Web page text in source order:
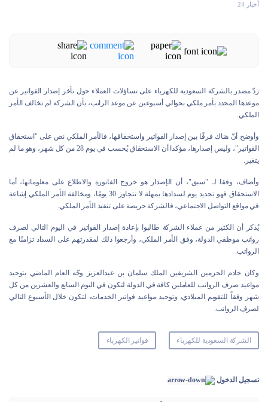
أخبار 24
ردّ مصدر بالشركة السعودية للكهرباء على تساؤلات العملاء حول تأخر إصدار الفواتير عن
موعدها المحدد بأمر ملكي بحوالي أسبوعين عن موعد الراتب، بأن الشركة لم تخالف الأمر
الملكي.
وأوضح أنّ هناك فرقًا بين إصدار الفواتير واستحقاقها، فالأمر الملكي نص على "استحقاق
الفواتير"، وليس إصدارها، مؤكدا أن الاستحقاق يُحسب في يوم 28 من كل شهر، وهو ما لم
يتغير.
وأضاف، وفقا لـ "سبق"، أن الإصدار هو خروج الفاتورة والاطلاع على معلوماتها، أما
الاستحقاق فهو تحديد يوم لسدادها بمهلة لا تتجاوز 30 يومًا، ومخالفة الأمر الملكي إشاعة
في مواقع التواصل الاجتماعي، فالشركة حريصة على تنفيذ الأمر الملكي.
يُذكر أن الكثير من عملاء الشركة طالبوا بإعادة إصدار الفواتير في اليوم التالي لصرف
رواتب موظفي الدولة، وفق الأمر الملكي، وأرجعوا ذلك لمقدرتهم على السداد تزامنًا مع
الرواتب.
وكان خادم الحرمين الشريفين الملك سلمان بن عبدالعزيز وجّه العام الماضي بتوحيد
مواعيد صرف الرواتب للعاملين كافة في الدولة لتكون في اليوم السابع والعشرين من كل
شهر وفقاً للتقويم الميلادي، وتوحيد مواعيد فواتير الخدمات، لتكون خلال الأسبوع التالي
لصرف الرواتب.
الشركة السعودية للكهرباء فواتير الكهرباء
تسجيل الدخول